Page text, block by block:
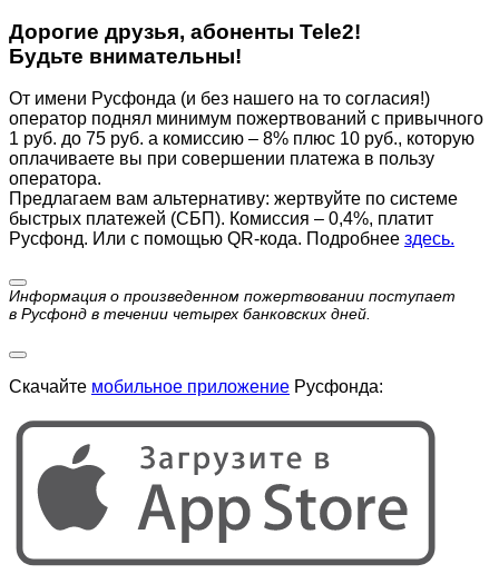
Дорогие друзья, абоненты Tele2!
Будьте внимательны!
От имени Русфонда (и без нашего на то согласия!)
оператор поднял минимум пожертвований с привычного
1 руб. до 75 руб. а комиссию – 8% плюс 10 руб., которую
оплачиваете вы при совершении платежа в пользу
оператора.
Предлагаем вам альтернативу: жертвуйте по cистеме
быстрых платежей (СБП). Комиссия – 0,4%, платит
Русфонд. Или с помощью QR-кода. Подробнее здесь.
Информация о произведенном пожертвовании поступает
в Русфонд в течении четырех банковских дней.
Скачайте мобильное приложение Русфонда: